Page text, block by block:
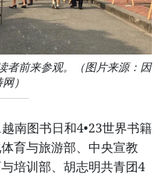
者前来参观。（图片来源：因
）
南图书日和4•23世界书籍
育与旅游部、中央宣教
培训部、胡志明共青团4